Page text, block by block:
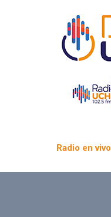
Radio en vivo